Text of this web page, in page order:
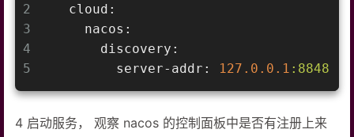
2
3
4
5
cloud:
nacos:
discovery:
server-addr:
127.0 .0 .1 :8848
4 启动服务， 观察 nacos 的控制面板中是否有注册上来